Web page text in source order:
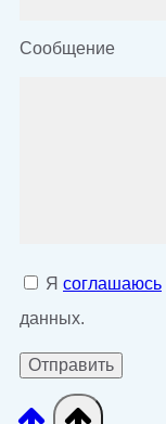
Сообщение
Я соглашаюсь
данных.